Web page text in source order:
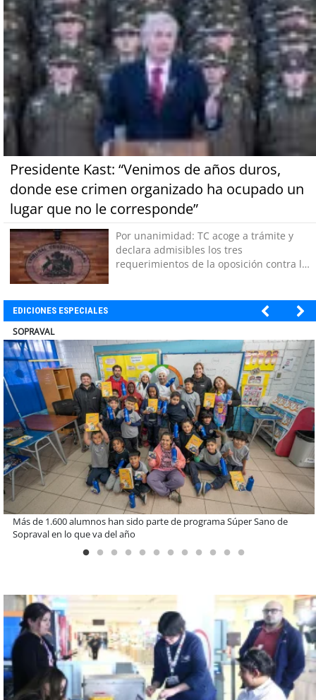
Presidente Kast: “Venimos de años duros,
donde ese crimen organizado ha ocupado un
lugar que no le corresponde”
Por unanimidad: TC acoge a trámite y
declara admisibles los tres
requerimientos de la oposición contra la
EDICIONES ESPECIALES
ULTRAPORT
Estudiantes de la UCN desarrollan tecnología para modernizar la
operación de Ultraport Coquimbo